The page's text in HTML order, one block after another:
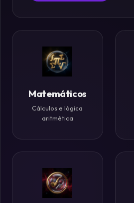
Criptografia
Paradoxos
Mente
Mistérios
Históricos
Matemáticos
Cálculos e lógica
aritmética